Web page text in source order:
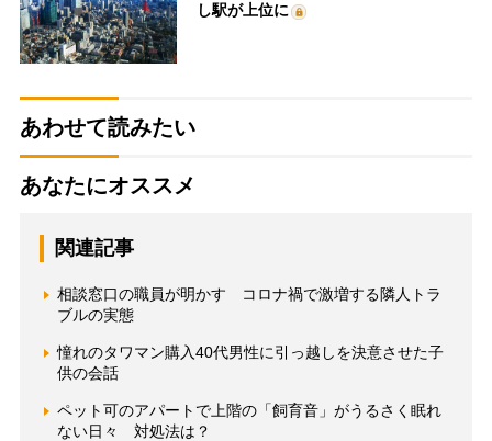
し駅が上位に
あわせて読みたい
あなたにオススメ
関連記事
相談窓口の職員が明かす コロナ禍で激増する隣人トラ
ブルの実態
憧れのタワマン購入40代男性に引っ越しを決意させた子
供の会話
ペット可のアパートで上階の「飼育音」がうるさく眠れ
ない日々 対処法は？